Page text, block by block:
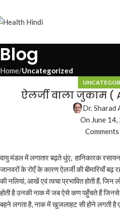
Blog
Home Uncategorized
ऐलर्जी वाला जुकाम (
Dr. Sharad
On June
वायु मंडल में लगातार बढ़ते धुंए, हानिकारक
जानवरों के रोएँ के कारण ऐलर्जी की बीमारियाँ बढ़
की नलियां, आखें एवं त्वचा प्रभावित होती हैं. जिन
होती है उनकी नाक में जब ऐसे कण पहुँचते हैं जिनसे
बहने लगता है, नाक में खुजलाहट सी होने लगती